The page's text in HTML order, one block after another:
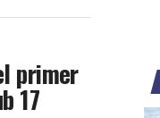
primer
17